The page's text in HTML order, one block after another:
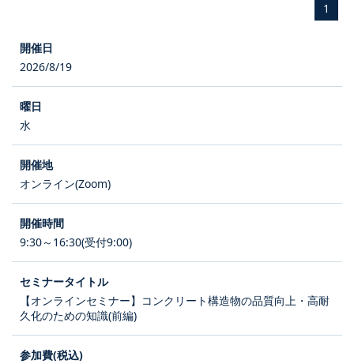
1
2026/8/19
水
オンライン(Zoom)
9:30～16:30(受付9:00)
【オンラインセミナー】コンクリート構造物の品質向上・高耐
久化のための知識(前編)